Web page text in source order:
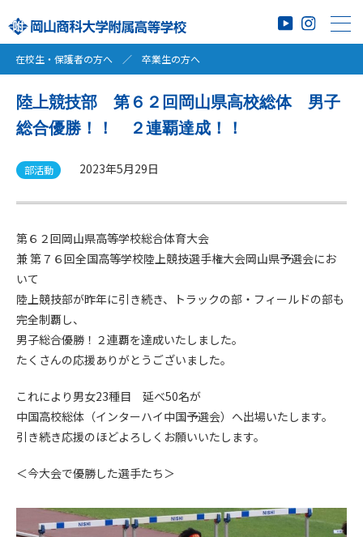
在校生・保護者の方へ ／卒業生の方へ
陸上競技部 第６２回岡山県高校総体 男子
総合優勝！！ ２連覇達成！！
部活動 2023年5月29日
第６２回岡山県高等学校総合体育大会
兼 第７６回全国高等学校陸上競技選手権大会岡山県予選会にお
いて
陸上競技部が昨年に引き続き、トラックの部・フィールドの部も
完全制覇し、
男子総合優勝！２連覇を達成いたしました。
たくさんの応援ありがとうございました。
これにより男女23種目 延べ50名が
中国高校総体（インターハイ中国予選会）へ出場いたします。
引き続き応援のほどよろしくお願いいたします。
＜今大会で優勝した選手たち＞